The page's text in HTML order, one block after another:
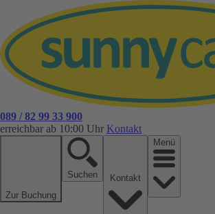
089 / 82 99 33 900
erreichbar ab 10:00 Uhr Kontakt
Zur Buchung
Suchen
Menü